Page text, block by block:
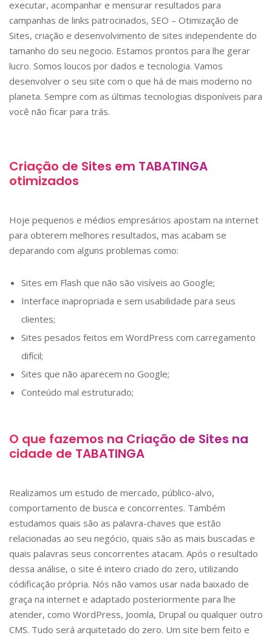
executar, acompanhar e mensurar resultados para
campanhas de links patrocinados, SEO – Otimização de
Sites, criação e desenvolvimento de sites independente do
tamanho do seu negocio. Estamos prontos para lhe gerar
lucro. Somos loucos por dados e tecnologia. Vamos
desenvolver o seu site com o que há de mais moderno no
planeta. Sempre com as últimas tecnologias disponíveis para
você não ficar para trás.
Criação de Sites em TABATINGA
otimizados
Hoje pequenos e médios empresários apostam na internet
para obterem melhores resultados, mas acabam se
deparando com alguns problemas como:
Sites em Flash que não são visíveis ao Google;
Interface inapropriada e sem usabilidade para seus
clientes;
Sites pesados feitos em WordPress com carregamento
difícil;
Sites que não aparecem no Google;
Conteúdo mal estruturado;
O que fazemos na Criação de Sites na
cidade de TABATINGA
Realizamos um estudo de mercado, público-alvo,
comportamento de busca e concorrentes. Também
estudamos quais são as palavra-chaves que estão
relacionadas ao seu negócio, quais são as mais buscadas e
quais palavras seus concorrentes atacam. Após o resultado
dessa análise, o site é inteiro criado do zero, utilizando
códificação própria. Nós não vamos usar nada baixado de
graça na internet e adaptado posteriormente para lhe
atender, como WordPress, Joomla, Drupal ou qualquer outro
CMS. Tudo será arquitetado do zero. Um site bem feito e